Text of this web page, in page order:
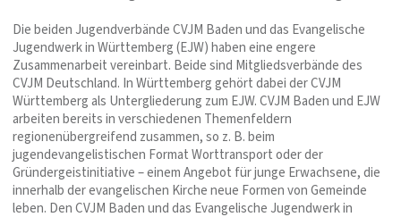
Die beiden Jugendverbände CVJM Baden und das Evangelische
Jugendwerk in Württemberg (EJW) haben eine engere
Zusammenarbeit vereinbart. Beide sind Mitgliedsverbände des
CVJM Deutschland. In Württemberg gehört dabei der CVJM
Württemberg als Untergliederung zum EJW. CVJM Baden und EJW
arbeiten bereits in verschiedenen Themenfeldern
regionenübergreifend zusammen, so z. B. beim
jugendevangelistischen Format Worttransport oder der
Gründergeistinitiative – einem Angebot für junge Erwachsene, die
innerhalb der evangelischen Kirche neue Formen von Gemeinde
leben. Den CVJM Baden und das Evangelische Jugendwerk in